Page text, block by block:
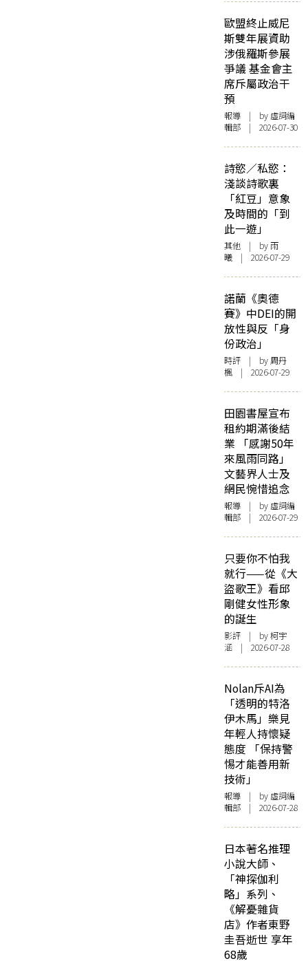
歐盟終止威尼
斯雙年展資助
涉俄羅斯參展
爭議 基金會主
席斥屬政治干
預
報導 | by 虛詞編
輯部 | 2026-07-30
詩慾／私慾：
淺談詩歌裏
「紅豆」意象
及時間的「到
此一遊」
其他 | by 雨
曦 | 2026-07-29
諾蘭《奧德
賽》中DEI的開
放性與反「身
份政治」
時評 | by周丹
楓 | 2026-07-29
田園書屋宣布
租約期滿後結
業 「感謝50年
來風雨同路」
文藝界人士及
網民惋惜追念
報導 | by 虛詞編
輯部 | 2026-07-29
只要你不怕我
就行——從《大
盜歌王》看邱
剛健女性形象
的誕生
影評 | by 柯宇
涵 | 2026-07-28
Nolan斥AI為
「透明的特洛
伊木馬」樂見
年輕人持懷疑
態度 「保持警
惕才能善用新
技術」
報導 | by 虛詞編
輯部 | 2026-07-28
日本著名推理
小說大師、
「神探伽利
略」系列、
《解憂雜貨
店》作者東野
圭吾逝世 享年
68歲